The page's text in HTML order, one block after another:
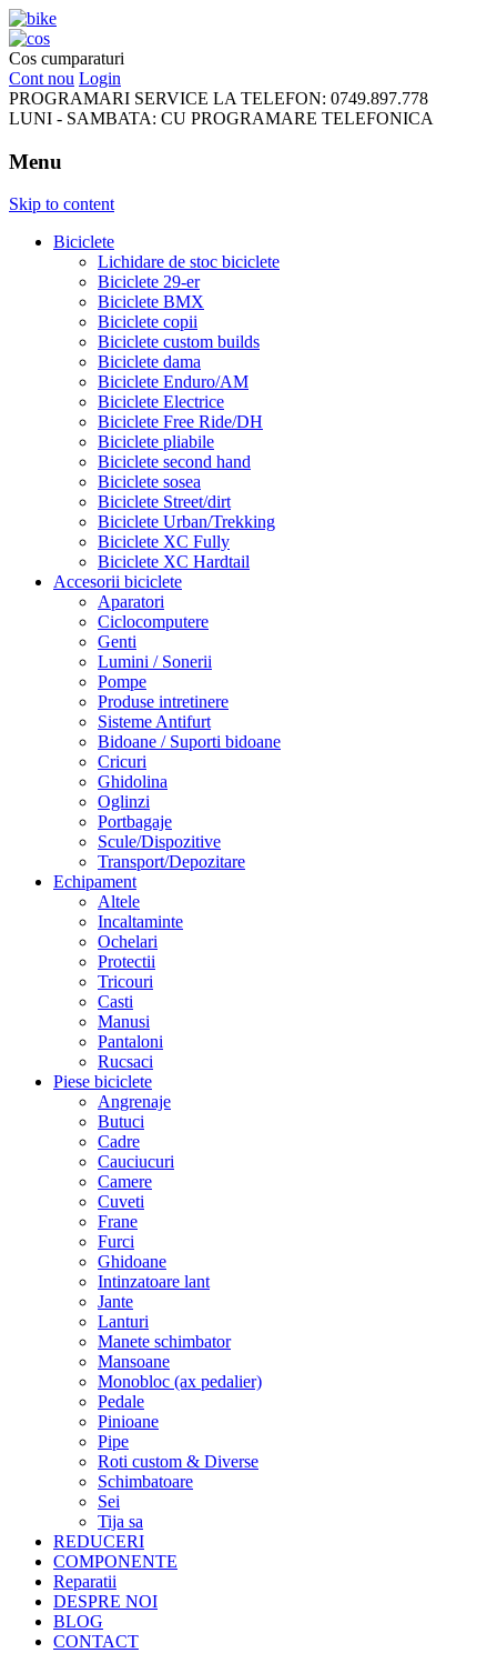
FreeRideBikes
Cos cumparaturi
Cont nou Login
PROGRAMARI SERVICE LA TELEFON: 0749.897.778
LUNI - SAMBATA: CU PROGRAMARE TELEFONICA
Menu
Skip to content
Biciclete
Lichidare de stoc biciclete
Biciclete 29-er
Biciclete BMX
Biciclete copii
Biciclete custom builds
Biciclete dama
Biciclete Enduro/AM
Biciclete Electrice
Biciclete Free Ride/DH
Biciclete pliabile
Biciclete second hand
Biciclete sosea
Biciclete Street/dirt
Biciclete Urban/Trekking
Biciclete XC Fully
Biciclete XC Hardtail
Accesorii biciclete
Aparatori
Ciclocomputere
Genti
Lumini / Sonerii
Pompe
Produse intretinere
Sisteme Antifurt
Bidoane / Suporti bidoane
Cricuri
Ghidolina
Oglinzi
Portbagaje
Scule/Dispozitive
Transport/Depozitare
Echipament
Altele
Incaltaminte
Ochelari
Protectii
Tricouri
Casti
Manusi
Pantaloni
Rucsaci
Piese biciclete
Angrenaje
Butuci
Cadre
Cauciucuri
Camere
Cuveti
Frane
Furci
Ghidoane
Intinzatoare lant
Jante
Lanturi
Manete schimbator
Mansoane
Monobloc (ax pedalier)
Pedale
Pinioane
Pipe
Roti custom & Diverse
Schimbatoare
Sei
Tija sa
REDUCERI
COMPONENTE
Reparatii
DESPRE NOI
BLOG
CONTACT